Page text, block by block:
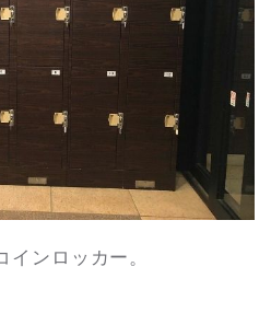
インロッカー。